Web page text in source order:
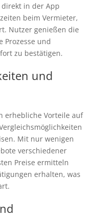
in der App
beim Vermieter,
Nutzer genießen die
Prozesse und
zu bestätigen.
und
erhebliche Vorteile auf
Mit nur wenigen
verschiedener
Preise ermitteln
erhalten, was